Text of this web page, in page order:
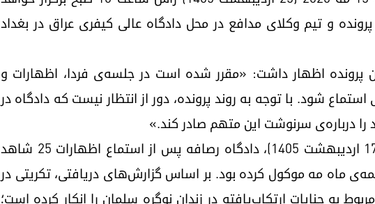
و تیم وکلای مدافع در محل دادگاه عالی کیفری عراق در بغداد
پرونده اظهار داشت: «مقرر شده است در جلسه‌ی فردا، اظهارات و
شود. با توجه به روند پرونده، دور از انتظار نیست که دادگاه در
درباره‌ی سرنوشت این متهم صادر کند.»
پیش از این در تاریخ ۷ مه ۲۰۲۶ (۱۷ اردیبهشت ۱۴۰۵)، دادگاه رصافه پس از استماع اظهارات ۲۵ شاهد
ماه مه موکول کرده بود. بر اساس گزارش‌های دریافتی، تکریتی در